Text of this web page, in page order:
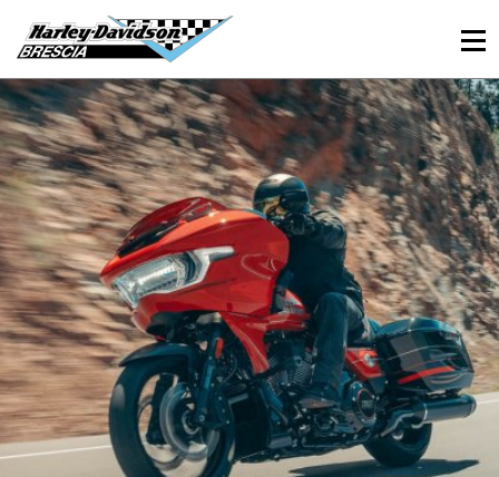
030 3366984 Viale Sant’Eufemia, 26 - Brescia